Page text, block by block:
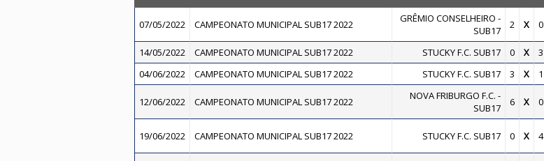
07/05/2022 CAMPEONATO MUNICIPAL SUB17 2022
GRÊMIO CONSELHEIRO -
SUB17
2 X 0
14/05/2022 CAMPEONATO MUNICIPAL SUB17 2022 STUCKY F.C. SUB17 0 X 3
04/06/2022
CAMPEONATO MUNICIPAL SUB17 2022 STUCKY F.C. SUB17 3 X 1
12/06/2022 CAMPEONATO MUNICIPAL SUB17 2022
NOVA FRIBURGO F.C. -
SUB17
6 X 0
19/06/2022 CAMPEONATO MUNICIPAL SUB17 2022 STUCKY F.C. SUB17 0 X 4